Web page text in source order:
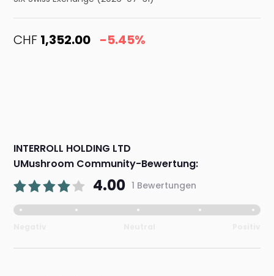
CHF 1,352.00 -5.45%
INTERROLL HOLDING LTD
UMushroom Community-Bewertung:
4.00 1 Bewertungen